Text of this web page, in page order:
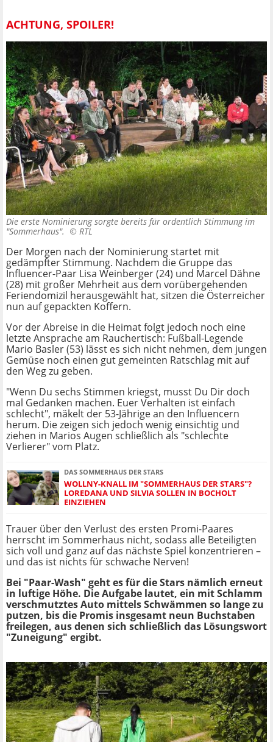
ACHTUNG, SPOILER!
Die erste Nominierung sorgte bereits für ordentlich Stimmung im
"Sommerhaus". © RTL
Der Morgen nach der Nominierung startet mit
gedämpfter Stimmung. Nachdem die Gruppe das
Influencer-Paar Lisa Weinberger (24) und Marcel Dähne
(28) mit großer Mehrheit aus dem vorübergehenden
Feriendomizil herausgewählt hat, sitzen die Österreicher
nun auf gepackten Koffern.
Vor der Abreise in die Heimat folgt jedoch noch eine
letzte Ansprache am Rauchertisch: Fußball-Legende
Mario Basler (53) lässt es sich nicht nehmen, dem jungen
Gemüse noch einen gut gemeinten Ratschlag mit auf
den Weg zu geben.
"Wenn Du sechs Stimmen kriegst, musst Du Dir doch
mal Gedanken machen. Euer Verhalten ist einfach
schlecht", mäkelt der 53-Jährige an den Influencern
herum. Die zeigen sich jedoch wenig einsichtig und
ziehen in Marios Augen schließlich als "schlechte
Verlierer" vom Platz.
DAS SOMMERHAUS DER STARS
WOLLNY-KNALL IM "SOMMERHAUS DER STARS"?
LOREDANA UND SILVIA SOLLEN IN BOCHOLT
EINZIEHEN
Trauer über den Verlust des ersten Promi-Paares
herrscht im Sommerhaus nicht, sodass alle Beteiligten
sich voll und ganz auf das nächste Spiel konzentrieren –
und das ist nichts für schwache Nerven!
Bei "Paar-Wash" geht es für die Stars nämlich erneut
in luftige Höhe. Die Aufgabe lautet, ein mit Schlamm
verschmutztes Auto mittels Schwämmen so lange zu
putzen, bis die Promis insgesamt neun Buchstaben
freilegen, aus denen sich schließlich das Lösungswort
"Zuneigung" ergibt.